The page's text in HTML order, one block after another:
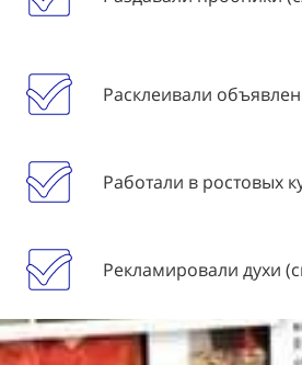
Расклеивали
Работали в ростовых
Рекламировали духи